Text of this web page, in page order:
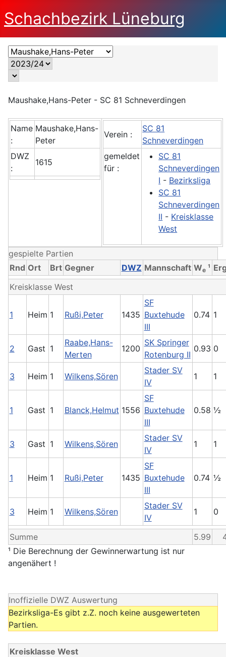
Schachbezirk Lüneburg
Maushake,Hans-Peter - SC 81 Schneverdingen
Name
:
Maushake,Hans-
Peter
DWZ
:
1615
Verein :
SC 81
Schneverdingen
gemeldet
für :
SC 81
Schneverdingen
I - Bezirksliga
SC 81
Schneverdingen
II - Kreisklasse
West
gespielte Partien
Rnd Ort Brt Gegner DWZ Mannschaft We¹
Kreisklasse West
1 Heim 1 Rußi,Peter 1435
SF
Buxtehude
III
0.74 1
2 Gast 1
Raabe,Hans-
Merten
1200
SK Springer
Rotenburg II
0.93 0
3 Heim 1 Wilkens,Sören
Stader SV
IV
1 1
1 Gast 1 Blanck,Helmut 1556
SF
Buxtehude
III
0.58 ½
3 Gast 1 Wilkens,Sören
Stader SV
IV
1 1
1 Heim 1 Rußi,Peter 1435
SF
Buxtehude
III
0.74 ½
3 Heim 1 Wilkens,Sören
Stader SV
IV
1 0
Summe 5.99
¹ Die Berechnung der Gewinnerwartung ist nur
angenähert !
Inoffizielle DWZ Auswertung
Bezirksliga-Es gibt z.Z. noch keine ausgewerteten
Partien.
Kreisklasse West